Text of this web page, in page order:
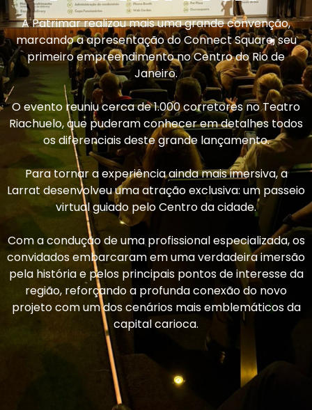
A Patrimar realizou mais uma grande convenção,
marcando a apresentação do Connect Square, seu
primeiro empreendimento no Centro do Rio de
Janeiro.
O evento reuniu cerca de 1.000 corretores no Teatro
Riachuelo, que puderam conhecer em detalhes todos
os diferenciais deste grande lançamento.
Para tornar a experiência ainda mais imersiva, a
Larrat desenvolveu uma atração exclusiva: um passeio
virtual guiado pelo Centro da cidade.
Com a condução de uma profissional especializada, os
convidados embarcaram em uma verdadeira imersão
pela história e pelos principais pontos de interesse da
região, reforçando a profunda conexão do novo
projeto com um dos cenários mais emblemáticos da
capital carioca.